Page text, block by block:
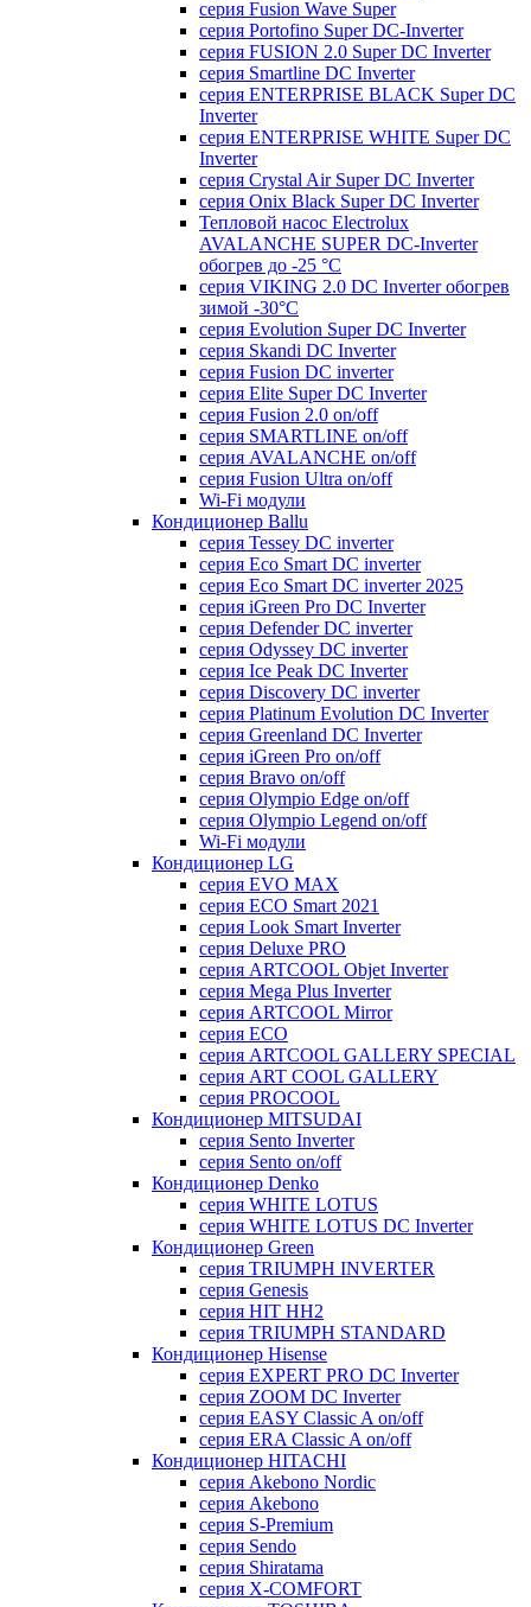
серия Fusion Wave Super
серия Portofino Super DC-Inverter
серия FUSION 2.0 Super DC Іnverter
серия Smartline DC Inverter
серия ENTERPRISE BLACK Super DC
Inverter
серия ENTERPRISE WHITE Super DC
Inverter
серия Crystal Air Super DC Inverter
серия Onix Black Super DC Inverter
Тепловой насос Electrolux
AVALANCHE SUPER DC-Inverter
обогрев до -25 °С
серия VIKING 2.0 DC Inverter обогрев
зимой -30°С
серия Evolution Super DC Inverter
серия Skandi DC Inverter
серия Fusion DC inverter
серия Elite Super DC Inverter
серия Fusion 2.0 on/off
серия SMARTLINE on/off
серия AVALANCHE on/off
серия Fusion Ultra on/off
Wi-Fi модули
Кондиционер Ballu
серия Tessey DC inverter
серия Eco Smart DC inverter
серия Eco Smart DC inverter 2025
серия iGreen Pro DC Inverter
серия Defender DC inverter
серия Odyssey DC inverter
серия Ice Peak DС Inverter
cерия Discovery DC inverter
серия Platinum Evolution DC Inverter
серия Greenland DC Inverter
серия iGreen Pro on/off
серия Bravo on/off
серия Olympio Edge on/off
серия Olympio Legend on/off
Wi-Fi модули
Кондиционер LG
серия EVO MAX
серия ECO Smart 2021
серия Look Smart Inverter
серия Deluxe PRO
серия ARTCOOL Objet Inverter
серия Mega Plus Inverter
серия ARTCOOL Mirror
серия ECO
серия ARTCOOL GALLERY SPECIAL
серия ART COOL GALLERY
серия PROCOOL
Кондиционер MITSUDAI
серия Sento Inverter
серия Sento on/off
Кондиционер Denko
серия WHITE LOTUS
серия WHITE LOTUS DC Inverter
Кондиционер Green
серия TRIUMPH INVERTER
серия Genesis
серия HIT HH2
серия TRIUMPH STANDARD
Кондиционер Hisense
серия EXPERT PRO DC Inverter
серия ZOOM DC Inverter
серия EASY Classic A on/off
серия ERA Classic A on/off
Кондиционер HITACHI
cерия Akebono Nordic
серия Akebono
серия S-Premium
серия Sendo
серия Shiratama
серия X-COMFORT